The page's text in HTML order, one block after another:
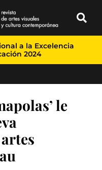
a la Excelencia
2024
le